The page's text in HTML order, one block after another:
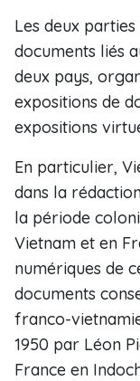
Les deux
documents liés
deux pays,
expositions ​de
expositions
En particulier,
dans la
la période
Vietnam et ​en
numériques de
documents
franco-
1950 par Léon
France en